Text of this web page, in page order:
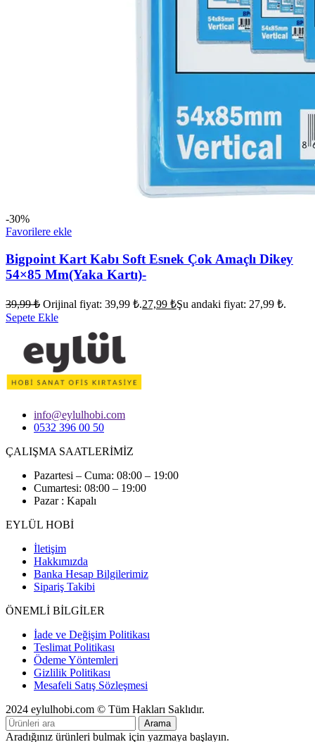
-30%
Favorilere ekle
Bigpoint Kart Kabı Soft Esnek Çok Amaçlı Dikey
54×85 Mm(Yaka Kartı)-
39,99₺ Orijinal fiyat: 39,99 ₺.27,99 ₺Şu andaki fiyat: 27,99 ₺.
Sepete Ekle
info@eylulhobi.com
0532 396 00 50
ÇALIŞMA SAATLERİMİZ
Pazartesi – Cuma: 08:00 – 19:00
Cumartesi: 08:00 – 19:00
Pazar : Kapalı
EYLÜL HOBİ
İletişim
Hakkımızda
Banka Hesap Bilgilerimiz
Sipariş Takibi
ÖNEMLİ BİLGİLER
İade ve Değişim Politikası
Teslimat Politikası
Ödeme Yöntemleri
Gizlilik Politikası
Mesafeli Satış Sözleşmesi
2024 eylulhobi.com © Tüm Hakları Saklıdır.
Arama
Aradığınız ürünleri bulmak için yazmaya başlayın.